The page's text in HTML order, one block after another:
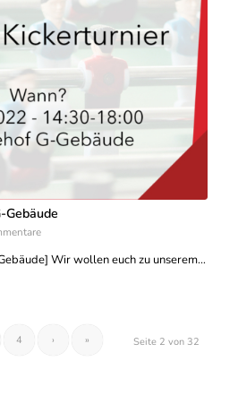
Gebäude
Wir wollen euch zu unserem…
Seite 2 von 32
4 › »